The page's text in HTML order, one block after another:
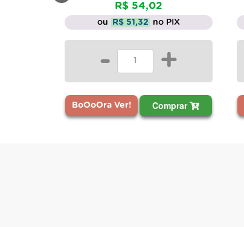
R$ 54,02
ou R$ 51,32 no PIX
- +
BoOoOra Ver! Comprar